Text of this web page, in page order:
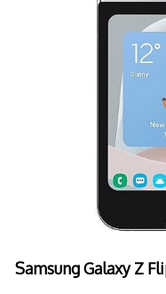
Samsung Galaxy Z